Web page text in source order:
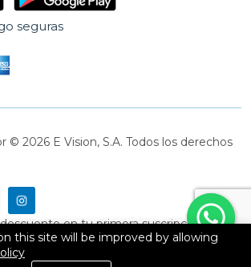
seguras
© 2026 E Vision, S.A. Todos los derechos
en tu primera suscripción
this site will be improved by allowing